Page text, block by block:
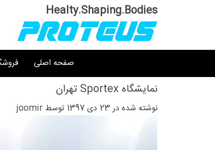
Healty.Shaping.Bodies
صفحه اصلی
نمایشگاه Sportex تهران
نوشته شده در 23 دی 1397 توسط joomir